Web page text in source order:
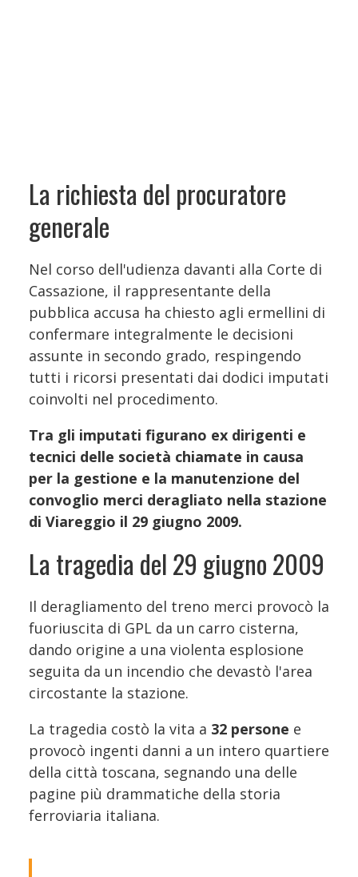
La richiesta del procuratore
generale
Nel corso dell'udienza davanti alla Corte di
Cassazione, il rappresentante della
pubblica accusa ha chiesto agli ermellini di
confermare integralmente le decisioni
assunte in secondo grado, respingendo
tutti i ricorsi presentati dai dodici imputati
coinvolti nel procedimento.
Tra gli imputati figurano ex dirigenti e
tecnici delle società chiamate in causa
per la gestione e la manutenzione del
convoglio merci deragliato nella stazione
di Viareggio il 29 giugno 2009.
La tragedia del 29 giugno 2009
Il deragliamento del treno merci provocò la
fuoriuscita di GPL da un carro cisterna,
dando origine a una violenta esplosione
seguita da un incendio che devastò l'area
circostante la stazione.
La tragedia costò la vita a 32 persone e
provocò ingenti danni a un intero quartiere
della città toscana, segnando una delle
pagine più drammatiche della storia
ferroviaria italiana.